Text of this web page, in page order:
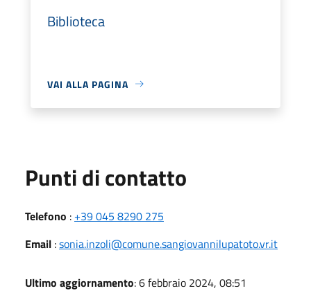
Biblioteca
VAI ALLA PAGINA
Punti di contatto
Telefono : +39 045 8290 275
Email :sonia.inzoli@comune.sangiovannilupatoto.vr.it
Ultimo aggiornamento: 6 febbraio 2024, 08:51